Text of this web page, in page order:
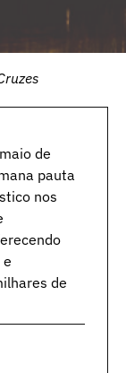
de
pauta
nos
de